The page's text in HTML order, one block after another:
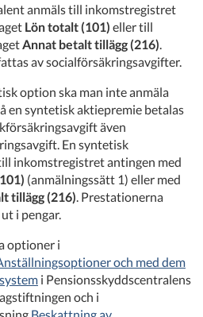
anmäls till inkomstregistret
Lön totalt (101) eller till
Annat betalt tillägg (216)
av socialförsäkringsavgifter.
option ska man inte anmäla
en syntetisk aktiepremie betalas
även
En syntetisk
inkomstregistret antingen med
(anmälningssätt 1) eller med
tillägg (216) . Prestationerna
i pengar.
optioner i
och med dem
i Pensionsskyddscentralens
och i
Beskattning av